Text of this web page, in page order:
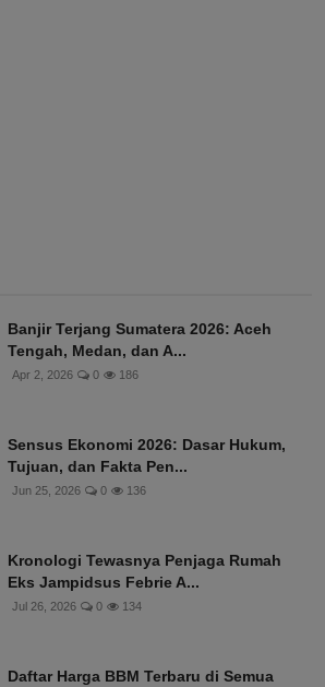
Banjir Terjang Sumatera 2026: Aceh
Tengah, Medan, dan A...
Apr 2, 2026 0 186
Sensus Ekonomi 2026: Dasar Hukum,
Tujuan, dan Fakta Pen...
Jun 25, 2026 0 136
Kronologi Tewasnya Penjaga Rumah
Eks Jampidsus Febrie A...
Jul 26, 2026 0 134
Daftar Harga BBM Terbaru di Semua